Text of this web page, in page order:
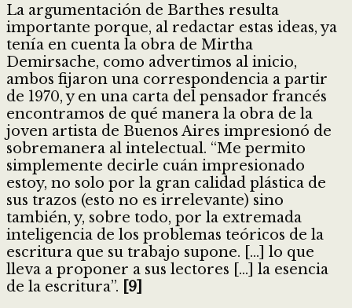
La argumentación de Barthes resulta
importante porque, al redactar estas ideas, ya
tenía en cuenta la obra de Mirtha
Demirsache, como advertimos al inicio,
ambos fijaron una correspondencia a partir
de 1970, y en una carta del pensador francés
encontramos de qué manera la obra de la
joven artista de Buenos Aires impresionó de
sobremanera al intelectual. “Me permito
simplemente decirle cuán impresionado
estoy, no solo por la gran calidad plástica de
sus trazos (esto no es irrelevante) sino
también, y, sobre todo, por la extremada
inteligencia de los problemas teóricos de la
escritura que su trabajo supone. […] lo que
lleva a proponer a sus lectores […] la esencia
de la escritura”.
[9]